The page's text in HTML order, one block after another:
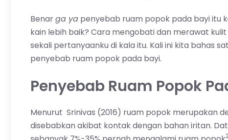
Benarga ya penyebab ruam popok pada bayi itu
kain lebih baik? Cara mengobati dan merawat
sekali pertanyaanku di kala itu. Kali ini kita bahas
penyebab ruam popok pada bayi.
Penyebab Ruam Popok
Menurut Srinivas (2016) ruam popok merupakan
disebabkan akibat kontak dengan bahan iritan.